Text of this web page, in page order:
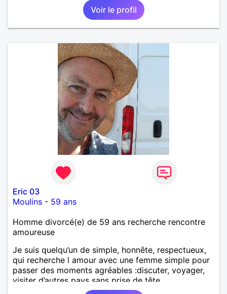
Voir le profil
Eric 03
Moulins - 59 ans
Homme divorcé(e) de 59 ans recherche rencontre
amoureuse
Je suis quelqu’un de simple, honnête, respectueux,
qui recherche l amour avec une femme simple pour
passer des moments agréables :discuter, voyager,
visiter d’autres pays sans prise de tête.